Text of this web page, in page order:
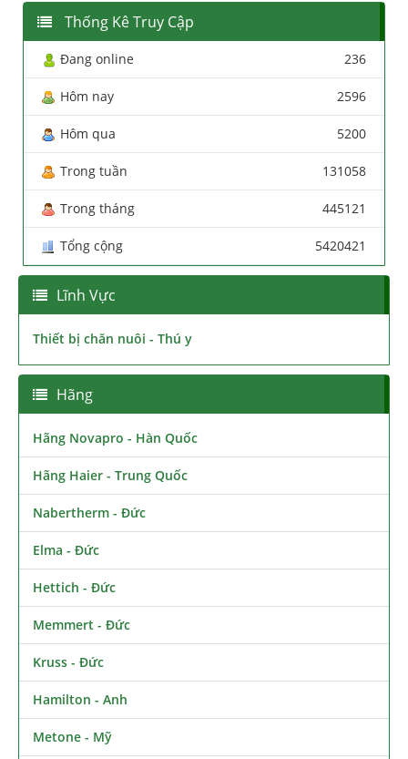
Thống Kê Truy Cập
Đang online 236
Hôm nay 2596
Hôm qua 5200
Trong tuần 131058
Trong tháng 445121
Tổng cộng 5420421
Lĩnh Vực
Thiết bị chăn nuôi - Thú y
Hãng
Hãng Novapro - Hàn Quốc
Hãng Haier - Trung Quốc
Nabertherm - Đức
Elma - Đức
Hettich - Đức
Memmert - Đức
Kruss - Đức
Hamilton - Anh
Metone - Mỹ